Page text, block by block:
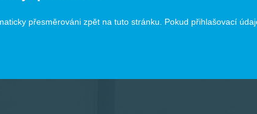
přesměrováni zpět na tuto stránku. Pokud přihlašovací